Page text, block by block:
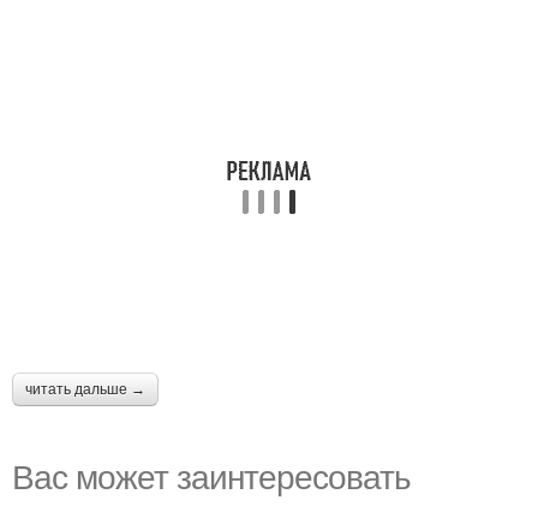
читать дальше →
Вас может заинтересовать